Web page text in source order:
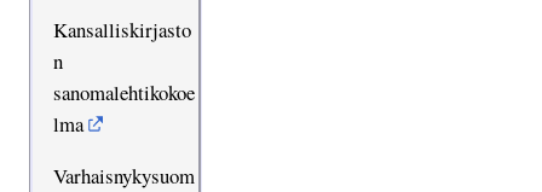
Kansalliskirjasto
n
sanomalehtikokoe
lma
Varhaisnykysuom